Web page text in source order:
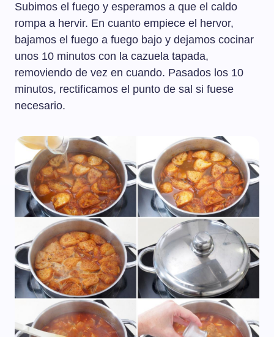
Subimos el fuego y esperamos a que el caldo
rompa a hervir. En cuanto empiece el hervor,
bajamos el fuego a fuego bajo y dejamos cocinar
unos 10 minutos con la cazuela tapada,
removiendo de vez en cuando. Pasados los 10
minutos, rectificamos el punto de sal si fuese
necesario.